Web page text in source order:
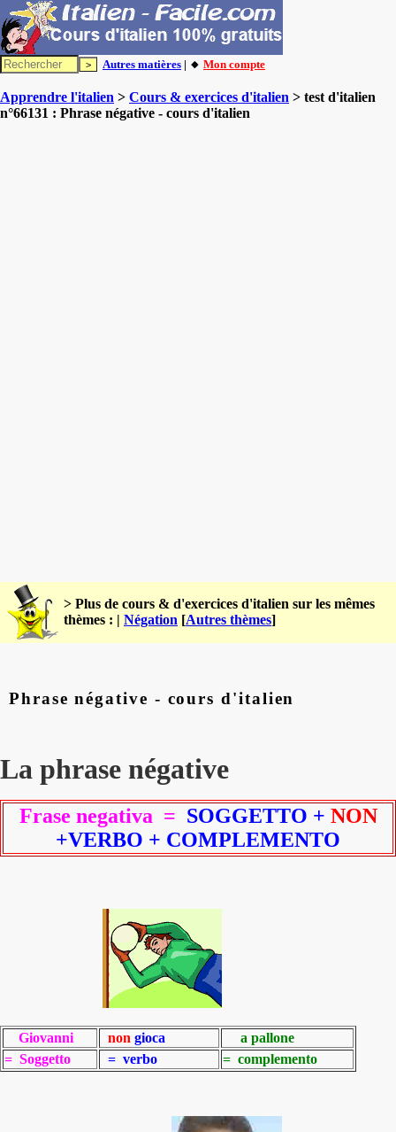
Autres matières | 🔸 Mon compte
Apprendre l'italien > Cours & exercices d'italien > test d'italien
n°66131 : Phrase négative - cours d'italien
> Plus de cours & d'exercices d'italien sur les mêmes
thèmes : | Négation [Autres thèmes]
Phrase négative - cours d'italien
La phrase négative
Frase negativa = SOGGETTO + NON
+VERBO + COMPLEMENTO
Giovanni non gioca
a pallone
= Soggetto
= verbo = complemento